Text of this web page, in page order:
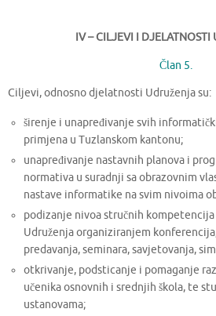
IV – CILJEVI I DJELATNOSTI
Član 5.
Ciljevi, odnosno djelatnosti Udruženja su:
širenje i unapređivanje svih
primjena u Tuzlanskom kantonu;
unapređivanje nastavnih planova i
normativa u suradnji sa obrazovnim
nastave informatike na svim nivoima
podizanje nivoa stručnih kompetencija
Udruženja organiziranjem
predavanja, seminara, savjetovanja,
otkrivanje, podsticanje i pomaganje
učenika osnovnih i srednjih škola, te
ustanovama;